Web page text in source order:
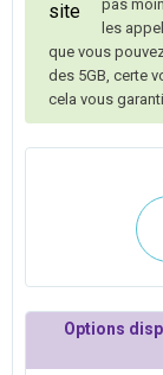
pas
les
que vous
des 5GB, certe
cela vous
Options